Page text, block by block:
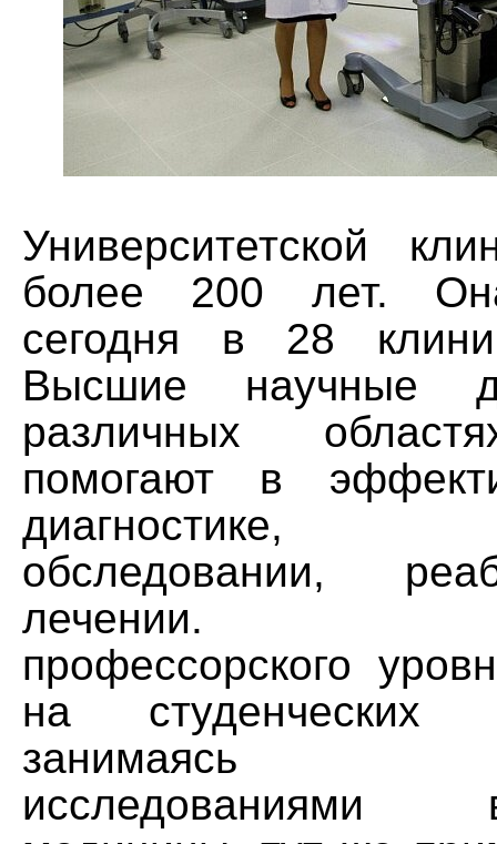
Университетской
более 200 лет.
сегодня в 28
Высшие научные
различных
помогают в
диагностике,
обследовании,
лечении.
профессорского
на
занимаясь